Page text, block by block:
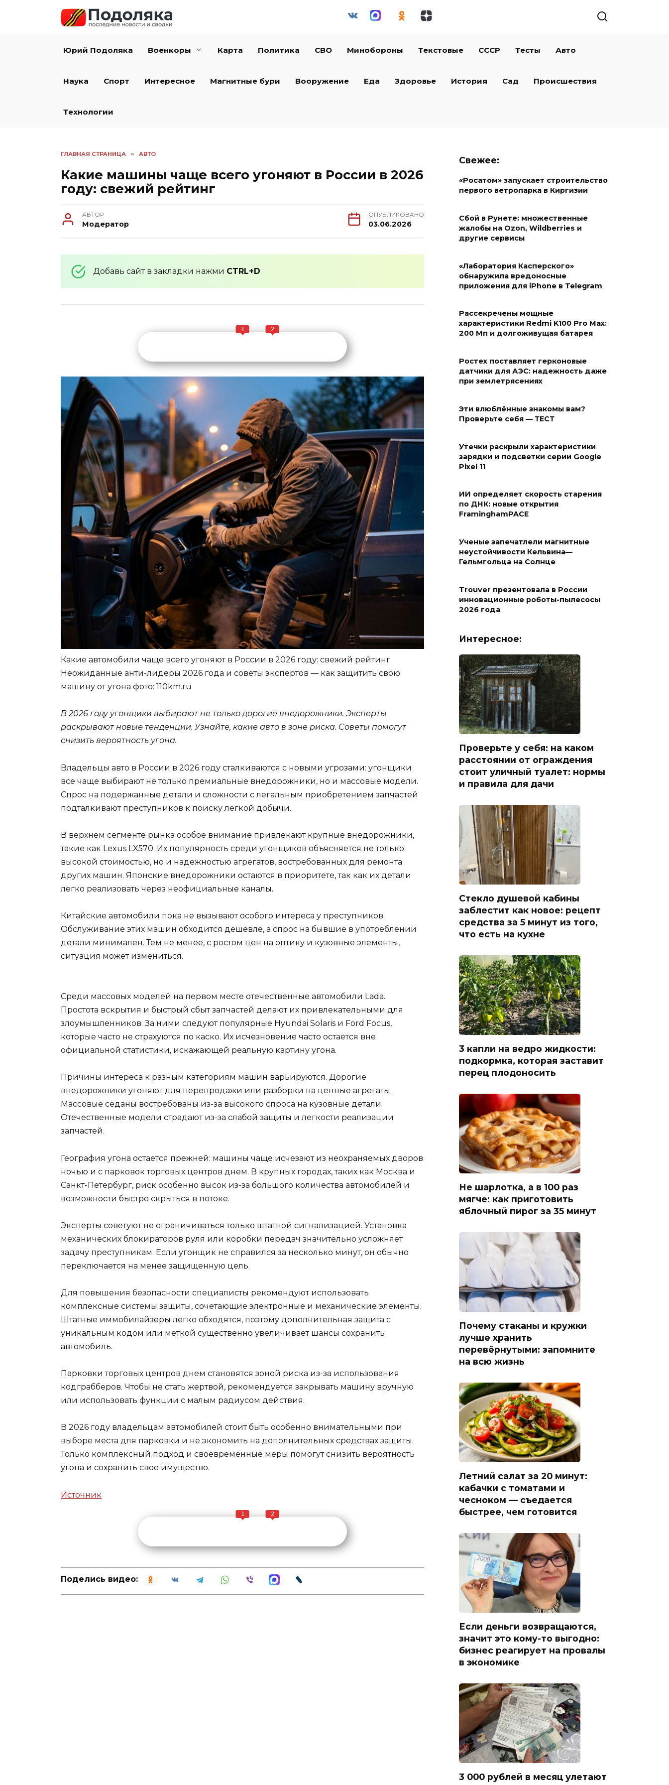
Юрий Подоляка Военкоры Карта Политика СВО Минобороны Текстовые СССР Тесты Авто
Наука Спорт Интересное Магнитные бури Вооружение Еда Здоровье История Сад Происшествия
Технологии
ГЛАВНАЯ СТРАНИЦА » АВТО
Какие машины чаще всего угоняют в России в 2026
году: свежий рейтинг
АВТОР
Модератор
ОПУБЛИКОВАНО
03.06.2026
Добавь сайт в закладки нажми CTRL+D
1 2
Какие автомобили чаще всего угоняют в России в 2026 году: свежий рейтинг
Неожиданные анти-лидеры 2026 года и советы экспертов — как защитить свою
машину от угона фото: 110km.ru
В 2026 году угонщики выбирают не только дорогие внедорожники. Эксперты
раскрывают новые тенденции. Узнайте, какие авто в зоне риска. Советы помогут
снизить вероятность угона.
Владельцы авто в России в 2026 году сталкиваются с новыми угрозами: угонщики
все чаще выбирают не только премиальные внедорожники, но и массовые модели.
Спрос на подержанные детали и сложности с легальным приобретением запчастей
подталкивают преступников к поиску легкой добычи.
В верхнем сегменте рынка особое внимание привлекают крупные внедорожники,
такие как Lexus LX570. Их популярность среди угонщиков объясняется не только
высокой стоимостью, но и надежностью агрегатов, востребованных для ремонта
других машин. Японские внедорожники остаются в приоритете, так как их детали
легко реализовать через неофициальные каналы.
Китайские автомобили пока не вызывают особого интереса у преступников.
Обслуживание этих машин обходится дешевле, а спрос на бывшие в употреблении
детали минимален. Тем не менее, с ростом цен на оптику и кузовные элементы,
ситуация может измениться.
Среди массовых моделей на первом месте отечественные автомобили Lada.
Простота вскрытия и быстрый сбыт запчастей делают их привлекательными для
злоумышленников. За ними следуют популярные Hyundai Solaris и Ford Focus,
которые часто не страхуются по каско. Их исчезновение часто остается вне
официальной статистики, искажающей реальную картину угона.
Причины интереса к разным категориям машин варьируются. Дорогие
внедорожники угоняют для перепродажи или разборки на ценные агрегаты.
Массовые седаны востребованы из-за высокого спроса на кузовные детали.
Отечественные модели страдают из-за слабой защиты и легкости реализации
запчастей.
География угона остается прежней: машины чаще исчезают из неохраняемых дворов
ночью и с парковок торговых центров днем. В крупных городах, таких как Москва и
Санкт-Петербург, риск особенно высок из-за большого количества автомобилей и
возможности быстро скрыться в потоке.
Эксперты советуют не ограничиваться только штатной сигнализацией. Установка
механических блокираторов руля или коробки передач значительно усложняет
задачу преступникам. Если угонщик не справился за несколько минут, он обычно
переключается на менее защищенную цель.
Для повышения безопасности специалисты рекомендуют использовать
комплексные системы защиты, сочетающие электронные и механические элементы.
Штатные иммобилайзеры легко обходятся, поэтому дополнительная защита с
уникальным кодом или меткой существенно увеличивает шансы сохранить
автомобиль.
Парковки торговых центров днем становятся зоной риска из-за использования
кодграбберов. Чтобы не стать жертвой, рекомендуется закрывать машину вручную
или использовать функции с малым радиусом действия.
В 2026 году владельцам автомобилей стоит быть особенно внимательными при
выборе места для парковки и не экономить на дополнительных средствах защиты.
Только комплексный подход и своевременные меры помогут снизить вероятность
угона и сохранить свое имущество.
Источник
1 2
Поделись видео:
Свежее:
«Росатом» запускает строительство
первого ветропарка в Киргизии
Сбой в Рунете: множественные
жалобы на Ozon, Wildberries и
другие сервисы
«Лаборатория Касперского»
обнаружила вредоносные
приложения для iPhone в Telegram
Рассекречены мощные
характеристики Redmi K100 Pro Max:
200 Мп и долгоживущая батарея
Ростех поставляет герконовые
датчики для АЭС: надежность даже
при землетрясениях
Эти влюблённые знакомы вам?
Проверьте себя — ТЕСТ
Утечки раскрыли характеристики
зарядки и подсветки серии Google
Pixel 11
ИИ определяет скорость старения
по ДНК: новые открытия
FraminghamPACE
Ученые запечатлели магнитные
неустойчивости Кельвина—
Гельмгольца на Солнце
Trouver презентовала в России
инновационные роботы-пылесосы
2026 года
Интересное:
Проверьте у себя: на каком
расстоянии от ограждения
стоит уличный туалет: нормы
и правила для дачи
Стекло душевой кабины
заблестит как новое: рецепт
средства за 5 минут из того,
что есть на кухне
3 капли на ведро жидкости:
подкормка, которая заставит
перец плодоносить
Не шарлотка, а в 100 раз
мягче: как приготовить
яблочный пирог за 35 минут
Почему стаканы и кружки
лучше хранить
перевёрнутыми: запомните
на всю жизнь
Летний салат за 20 минут:
кабачки с томатами и
чесноком — съедается
быстрее, чем готовится
Если деньги возвращаются,
значит это кому-то выгодно:
бизнес реагирует на провалы
в экономике
3 000 рублей в месяц улетают